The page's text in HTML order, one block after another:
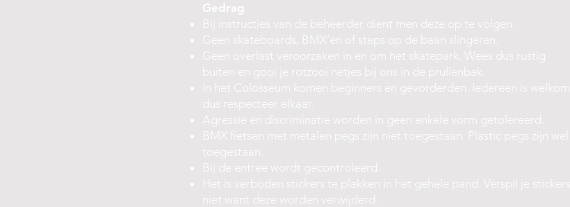
Gedrag
Bij instructies van de beheerder dient men deze op te volgen.
Geen skateboards, BMX’en of steps op de baan slingeren.
Geen overlast veroorzaken in en om het skatepark. Wees dus rustig
buiten en gooi je rotzooi netjes bij ons in de prullenbak.
In het Colosseum komen beginners en gevorderden. Iedereen is welkom
dus respecteer elkaar.
Agressie en discriminatie worden in geen enkele vorm getolereerd.
BMX fietsen met metalen pegs zijn niet toegestaan. Plastic pegs zijn wel
toegestaan.
Bij de entree wordt gecontroleerd.
Het is verboden stickers te plakken in het gehele pand. Verspil je stickers
niet want deze worden verwijderd.